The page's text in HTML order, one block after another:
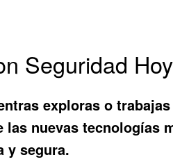
Seguridad
exploras o
las nuevas
y segura.